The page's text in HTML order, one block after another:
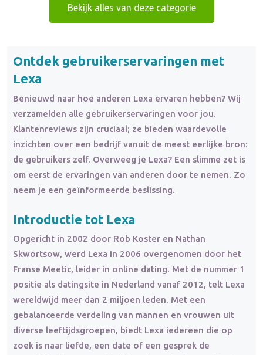
Bekijk alles van deze categorie
Ontdek gebruikerservaringen met
Lexa
Benieuwd naar hoe anderen Lexa ervaren hebben? Wij
verzamelden alle gebruikerservaringen voor jou.
Klantenreviews zijn cruciaal; ze bieden waardevolle
inzichten over een bedrijf vanuit de meest eerlijke bron:
de gebruikers zelf. Overweeg je Lexa? Een slimme zet is
om eerst de ervaringen van anderen door te nemen. Zo
neem je een geïnformeerde beslissing.
Introductie tot Lexa
Opgericht in 2002 door Rob Koster en Nathan
Skwortsow, werd Lexa in 2006 overgenomen door het
Franse Meetic, leider in online dating. Met de nummer 1
positie als datingsite in Nederland vanaf 2012, telt Lexa
wereldwijd meer dan 2 miljoen leden. Met een
gebalanceerde verdeling van mannen en vrouwen uit
diverse leeftijdsgroepen, biedt Lexa iedereen die op
zoek is naar liefde, een date of een gesprek de